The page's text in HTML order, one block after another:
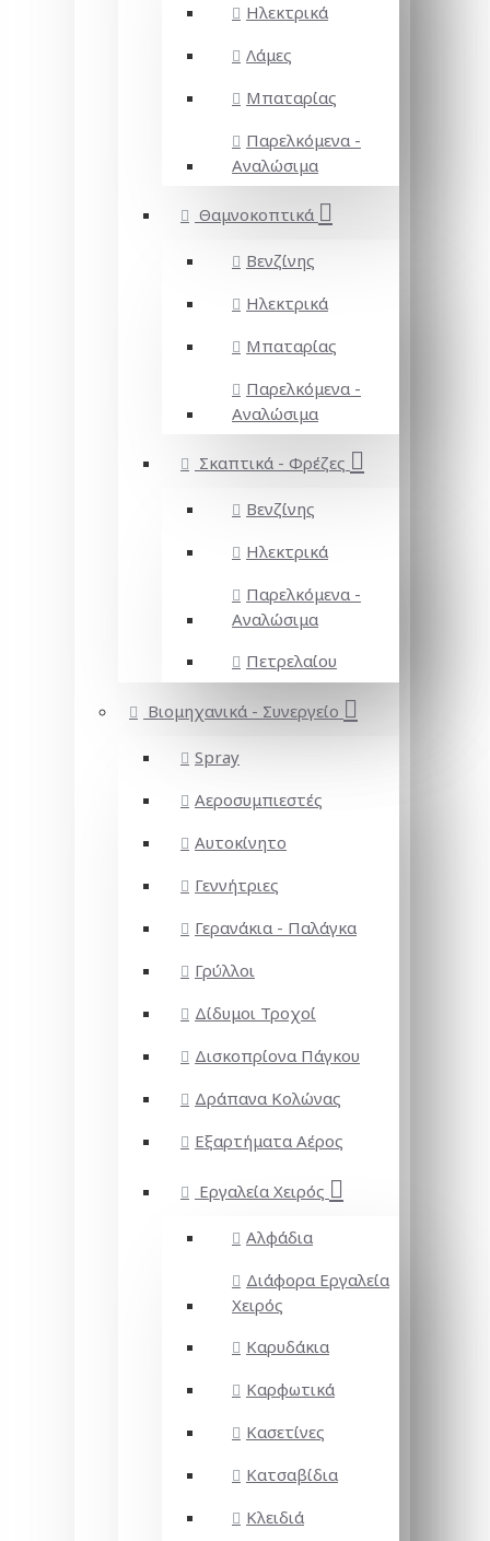
Ηλεκτρικά
Λάμες
Μπαταρίας
Παρελκόμενα -
Αναλώσιμα
Θαμνοκοπτικά
Βενζίνης
Ηλεκτρικά
Μπαταρίας
Παρελκόμενα -
Αναλώσιμα
Σκαπτικά - Φρέζες
Βενζίνης
Ηλεκτρικά
Παρελκόμενα -
Αναλώσιμα
Πετρελαίου
Βιομηχανικά - Συνεργείο
Spray
Αεροσυμπιεστές
Αυτοκίνητο
Γεννήτριες
Γερανάκια - Παλάγκα
Γρύλλοι
Δίδυμοι Τροχοί
Δισκοπρίονα Πάγκου
Δράπανα Κολώνας
Εξαρτήματα Αέρος
Εργαλεία Χειρός
Αλφάδια
Διάφορα Εργαλεία
Χειρός
Καρυδάκια
Καρφωτικά
Κασετίνες
Κατσαβίδια
Κλειδιά